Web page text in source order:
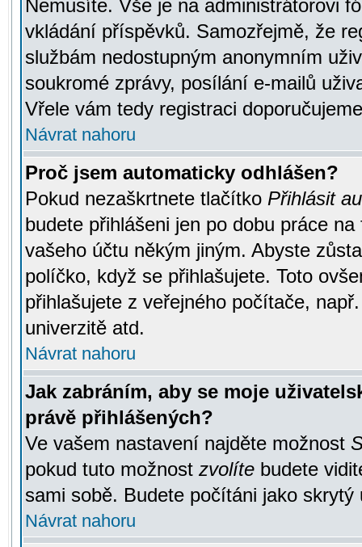
Nemusíte. Vše je na administrátorovi
vkládání příspěvků. Samozřejmě, že
službám nedostupným anonymním
soukromé zprávy, posílání e-mailů
Vřele vám tedy registraci
Návrat nahoru
Proč jsem automaticky odhlášen?
Pokud nezaškrtnete tlačítko Přihlásit
budete přihlášeni jen po dobu práce
vašeho účtu někým jiným. Abyste
políčko, když se přihlašujete. Toto
přihlašujete z veřejného počítače,
univerzitě atd.
Návrat nahoru
Jak zabráním, aby se moje
právě přihlášených?
Ve vašem nastavení najděte možnost
pokud tuto možnost zvolíte budete
sami sobě. Budete počítáni jako skrytý
Návrat nahoru